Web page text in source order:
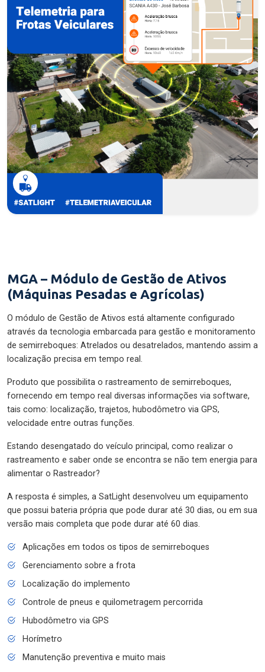
MGA – Módulo de Gestão de Ativos
(Máquinas Pesadas e Agrícolas)
O módulo de Gestão de Ativos está altamente configurado
através da tecnologia embarcada para gestão e monitoramento
de semirreboques: Atrelados ou desatrelados, mantendo assim a
localização precisa em tempo real.
Produto que possibilita o rastreamento de semirreboques,
fornecendo em tempo real diversas informações via software,
tais como: localização, trajetos, hubodômetro via GPS,
velocidade entre outras funções.
Estando desengatado do veículo principal, como realizar o
rastreamento e saber onde se encontra se não tem energia para
alimentar o Rastreador?
A resposta é simples, a SatLight desenvolveu um equipamento
que possui bateria própria que pode durar até 30 dias, ou em sua
versão mais completa que pode durar até 60 dias.
Aplicações em todos os tipos de semirreboques
Gerenciamento sobre a frota
Localização do implemento
Controle de pneus e quilometragem percorrida
Hubodômetro via GPS
Horímetro
Manutenção preventiva e muito mais